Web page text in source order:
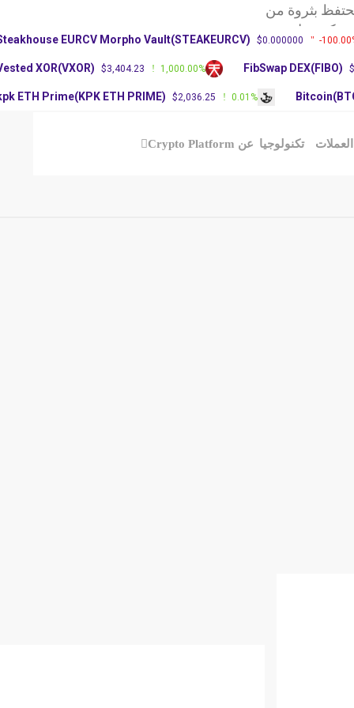
بثروة من
ريبل تحديث
في
تكنولوجيا عن Crypto Platform
Steakhouse EURCV Morpho Vault(STEAKEURCV) $0.000000 -
Vested XOR(VXOR) $3,404.23 1,000.00% FibSwap
kpk ETH Prime(KPK ETH PRIME) $2,036.25 0.01%